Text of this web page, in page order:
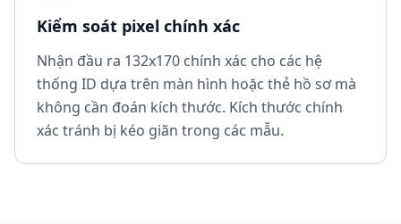
Kiểm soát pixel chính xác
Nhận đầu ra 132x170 chính xác cho các hệ
thống ID dựa trên màn hình hoặc thẻ hồ sơ mà
không cần đoán kích thước. Kích thước chính
xác tránh bị kéo giãn trong các mẫu.